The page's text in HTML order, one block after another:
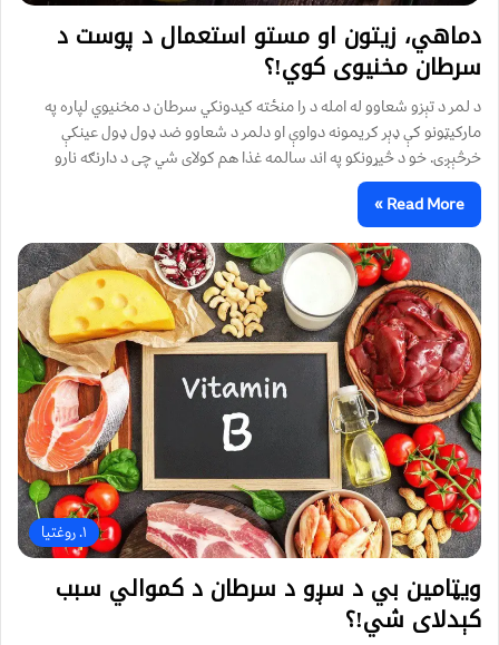
دماهي، زیتون او مستو استعمال د پوست د
سرطان مخنیوی کوي!؟
د لمر د تېزو شعاوو له امله د را منځته کیدونکي سرطان د مخنیوي لپاره په
مارکیټونو کې ډېر کریمونه دواوې او دلمر د شعاوو ضد ډول ډول عینکې
خرڅېږی. خو د څیړونکو په اند سالمه غذا هم کولای شي چی د دارنګه نارو
Read More »
۱. روغتیا
ویټامین ‌بي د سږو د سرطان د کموالي سبب
کېدلای شي!؟